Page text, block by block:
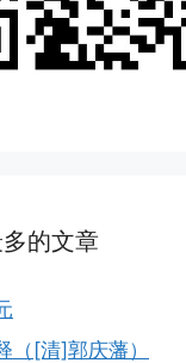
的文章
（[清]郭庆藩）